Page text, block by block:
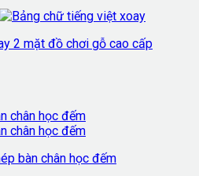
2 mặt đồ chơi gỗ cao cấp
bàn chân học đếm